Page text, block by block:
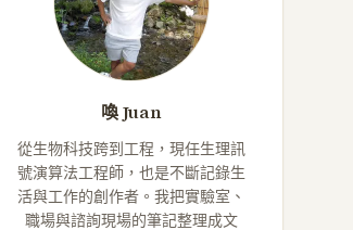
喚 Juan
從生物科技跨到工程，現任生理訊
號演算法工程師，也是不斷記錄生
活與工作的創作者。我把實驗室、
職場與諮詢現場的筆記整理成文